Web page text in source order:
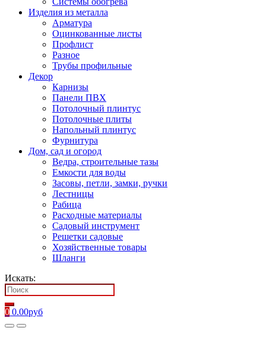
Изделия из металла
Арматура
Оцинкованные листы
Профлист
Разное
Трубы профильные
Декор
Карнизы
Панели ПВХ
Потолочный плинтус
Потолочные плиты
Напольный плинтус
Фурнитура
Дом, сад и огород
Ведра, строительные тазы
Емкости для воды
Засовы, петли, замки, ручки
Лестницы
Рабица
Расходные материалы
Садовый инструмент
Решетки садовые
Хозяйственные товары
Шланги
Искать:
0 0.00руб